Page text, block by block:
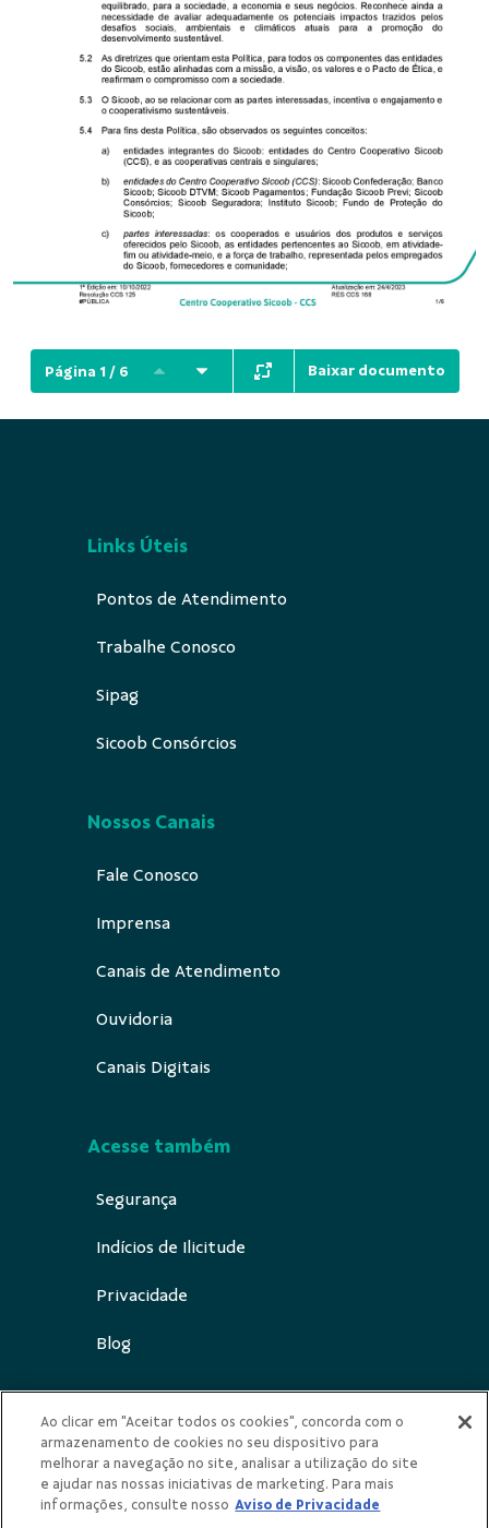
Página 1 / 6 Baixar documento
Links Úteis
Pontos de Atendimento
Trabalhe Conosco
Sipag
Sicoob Consórcios
Nossos Canais
Fale Conosco
Imprensa
Canais de Atendimento
Ouvidoria
Canais Digitais
Acesse também
Segurança
Indícios de Ilicitude
Privacidade
Blog
Redes Sociais
Ao clicar em "Aceitar todos os cookies", concorda com o
armazenamento de cookies no seu dispositivo para
melhorar a navegação no site, analisar a utilização do site
e ajudar nas nossas iniciativas de marketing. Para mais
informações, consulte nosso Aviso de Privacidade